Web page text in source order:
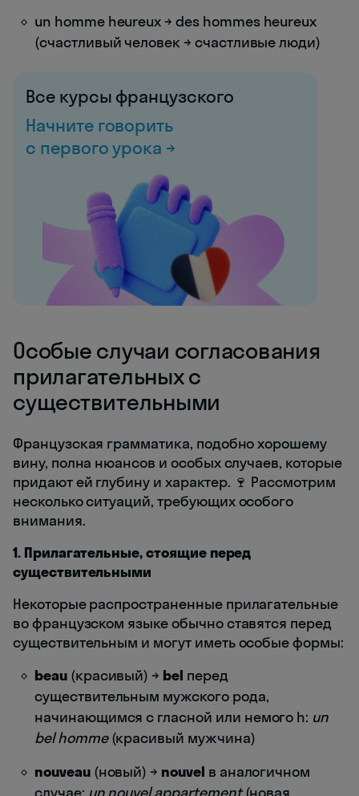
un homme heureux → des hommes heureux
(счастливый человек → счастливые люди)
Все курсы французского
Начните говорить
с первого урока →
Особые случаи согласования
прилагательных с
существительными
Французская грамматика, подобно хорошему
вину, полна нюансов и особых случаев, которые
придают ей глубину и характер. 🍷 Рассмотрим
несколько ситуаций, требующих особого
внимания.
1. Прилагательные, стоящие перед
существительными
Некоторые распространенные прилагательные
во французском языке обычно ставятся перед
существительным и могут иметь особые формы:
beau(красивый) → bel перед
существительным мужского рода,
начинающимся с гласной или немого h: un
bel homme(красивый мужчина)
nouveau(новый) → nouvel в аналогичном